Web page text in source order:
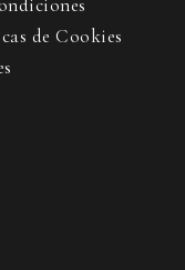
de Cookies